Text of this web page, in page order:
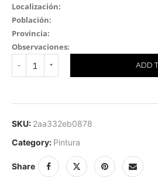
Localización:
Población:
Provincia:
Observaciones:
ADD
SKU: 2aa332eb0878
Category: Pintura
Share